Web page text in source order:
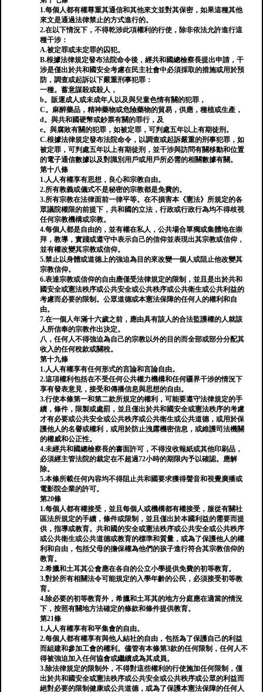
1.每個人都有權尊重其通信和其他來文並對其保密，如果這種其他
來文是通過法律禁止的方式進行的。
2.在以下情況下，不得乾涉此項權利的行使，除非依法允許進行這
種干涉：
A.被定罪或未定罪的囚犯。
B.根據法律規定發布法院命令後，經共和國總檢察長提出申請，干
涉是僅出於共和國安全考慮在民主社會中必須採取的措施或用於預
防，調查或起訴以下嚴重刑事犯罪：
一種。蓄意謀殺或殺人，
b。販運成人或未成年人以及與兒童色情有關的犯罪，
C。麻醉藥品，精神藥物或危險藥物的貿易，供應，種植或生產，
d。與共和國硬幣或鈔票有關的罪行，及
e。與腐敗有關的犯罪，如被定罪，可判處五年以上有期徒刑。
C.根據法律規定發布法院命令，以調查或起訴嚴重的刑事犯罪，如
被定罪，可判處五年以上有期徒刑，並干涉與訪問有關移動和位置
的電子通信數據以及對識別用戶或用戶所必需的相關數據有關。
第十八條
1.人人有權享有思想，良心和宗教自由。
2.所有教義或儀式不是秘密的宗教都是免費的。
3.所有宗教在法律面前一律平等。在不損害本《憲法》所規定的各
眾議院權限的前提下，共和國的立法，行政或行政行為均不得歧視
任何宗教機構或宗教。
4.每個人都是自由的，並有權在私人，公共場合單獨或集體地在崇
拜，教導，實踐或遵守中表示自己的信仰並表現出其宗教或信仰，
並有權改變其宗教或信仰。
5.禁止以身體或道德上的強迫為目的來改變一個人或阻止他改變其
宗教信仰。
6.表達宗教或信仰的自由應僅受法律規定的限制，並且是出於共和
國安全或憲法秩序或公共安全或公共秩序或公共衛生或公共利益的
考慮而必要的限制。公眾道德或本憲法保障的任何人的權利和自
由。
7.在一個人年滿十六歲之前，應由具有該人的合法監護權的人就該
人所信奉的宗教作出決定。
八，任何人不得強迫為自己的宗教以外的目的而全部或部分分配其
收入的任何稅款或關稅。
第十九條
1.人人有權享有任何形式的言論和言論自由。
2.這項權利包括在不受任何公共權力機構和任何疆界干涉的情況下
享有發表意見，接受和傳播信息與思想的自由。
3.行使本條第一和第二款所規定的權利，可能要遵守法律規定的手
續，條件，限製或處罰，並且僅出於共和國安全或憲法秩序的考慮
才有必要或公共安全或公共秩序或公共衛生或公共道德，或用於保
護他人的名譽或權利，或用於防止洩露機密信息，或維護司法機關
的權威和公正性。
4.未經共和國總檢察長的書面許可，不得沒收報紙或其他印刷品，
必須經主管法院的裁定在不超過72小時的期限內予以確認。應解
除。
5.本條所載任何內容均不得阻止共和國要求獲得聲音和視覺廣播或
電影院企業的許可。
第20條
1.每個人都有權接受，並且每個人或機構都有權接受，服從有關社
區法所規定的手續，條件或限制，並且僅出於本國利益的需要而提
供，指導或教育。共和國的安全或憲法秩序或公共安全或公共秩序
或公共衛生或公共道德或教育的標準和質量，或為了保護他人的權
利和自由，包括父母的擔保權為他們的孩子進行符合其宗教信仰的
教育。
2.希臘和土耳其公會應在各自的公立小學提供免費的初等教育。
3.對於所有相關法令可能規定的入學年齡的公民，必須接受初等教
育。
4.除必要的初等教育外，希臘和土耳其的地方分庭應在適當的情況
下，按照有關地方法確定的條款和條件提供教育。
第21條
1.人人有權享有和平集會的自由。
2.每個人都有權享有與他人結社的自由，包括為了保護自己的利益
而組建和參加工會的權利。儘管有本條第3款的任何限制，任何人不
得被強迫加入任何協會或繼續成為其成員。
3.除法律規定的限制外，不得對這些權利的行使施加任何限制，僅
出於共和國安全或憲法秩序或公共安全或公共秩序或公眾的利益而
絕對必要的限制健康或公共道德，或為了保護本憲法保障的任何人